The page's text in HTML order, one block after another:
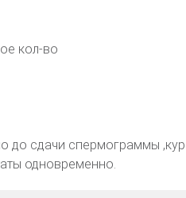
кол-во
до сдачи спермограммы
одновременно.